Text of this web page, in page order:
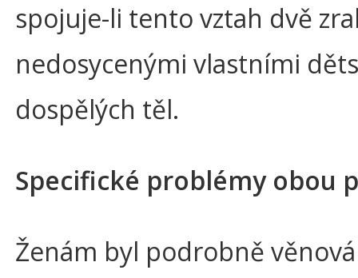
spojuje-li tento vztah dvě
nedosycenými vlastními
dospělých těl.
Specifické problémy obou
Ženám byl podrobně